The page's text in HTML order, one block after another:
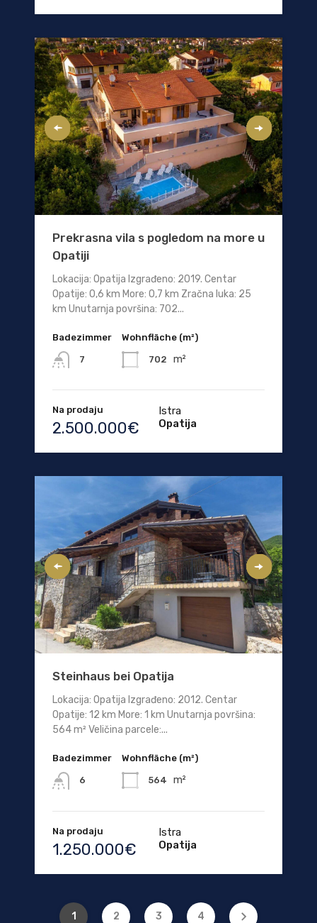
Prekrasna vila s pogledom na more u
Opatiji
Lokacija: Opatija Izgrađeno: 2019. Centar
Opatije: 0,6 km More: 0,7 km Zračna luka: 25
km Unutarnja površina: 702...
Badezimmer
7
Wohnfläche (m²)
702 m²
Na prodaju
2.500.000€
Istra
Opatija
Steinhaus bei Opatija
Lokacija: Opatija Izgrađeno: 2012. Centar
Opatije: 12 km More: 1 km Unutarnja površina:
564 m² Veličina parcele:...
Badezimmer
6
Wohnfläche (m²)
564 m²
Na prodaju
1.250.000€
Istra
Opatija
1 2 3 4